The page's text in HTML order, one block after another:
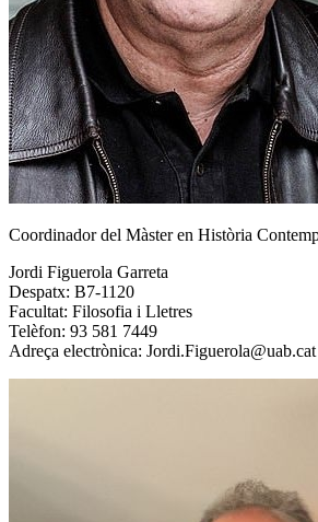
Coordinador del Màster en Història
Jordi Figuerola Garreta
Despatx: B7-1120
Facultat: Filosofia i Lletres
Telèfon: 93 581 7449
Adreça electrònica: Jordi.Figuerola@uab.cat